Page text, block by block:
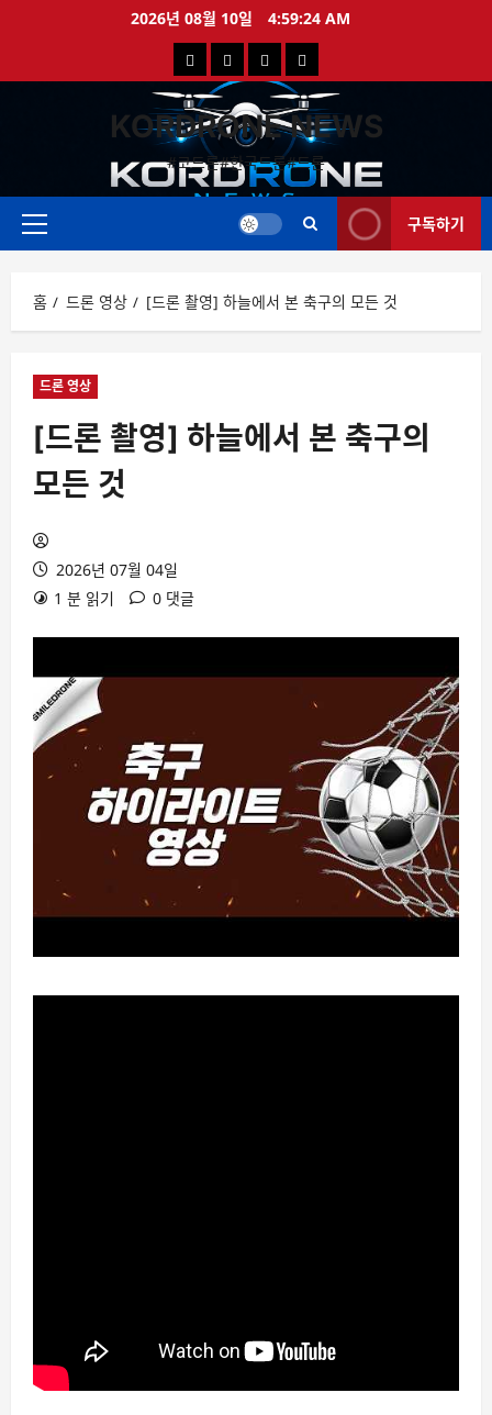
로
2026년 08월 10일 4:59:24 AM
국
내
드
론
뉴
해
외
드
론
뉴
드
영
상
드
론
특
가
KORDRONE NEWS
#코드론#한국드론#드론
주
구독하기
홈 드론 영상 [드론 촬영] 하늘에서 본 축구의 모든 것
드론 영상
[드론 촬영] 하늘에서 본 축구의
모든 것
2026년 07월 04일
1 분 읽기
0 댓글